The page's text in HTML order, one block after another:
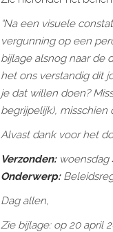
“Na een visuele
vergunning op een
bijlage alsnog naar de
het ons verstandig dit
je dat willen doen?
begrijpelijk),
Alvast dank voor het
Verzonden:woensdag
Onderwerp:
Dag allen,
Zie bijlage: op 20 april